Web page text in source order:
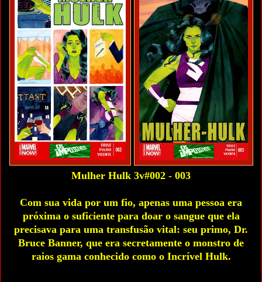
Mulher Hulk 3v#002 - 003
Com sua vida por um fio, apenas uma pessoa era
próxima o suficiente para doar o sangue que ela
precisava para uma transfusão vital: seu primo, Dr.
Bruce Banner, que era secretamente o monstro de
raios gama conhecido como o Incrível Hulk.